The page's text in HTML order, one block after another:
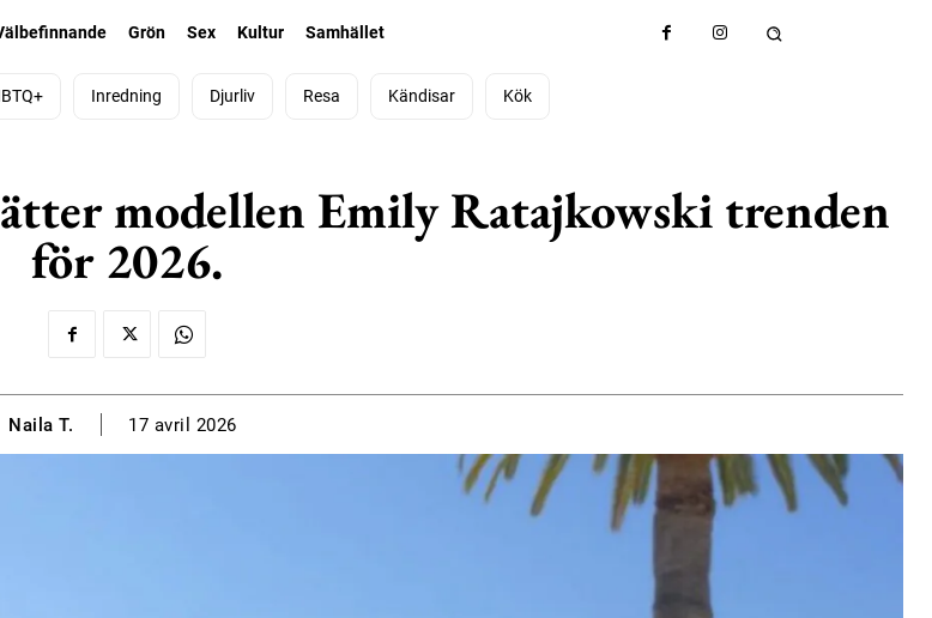
Grön Sex Kultur Samhället
Inredning Djurliv Resa Kändisar Kök
modellen Emily Ratajkowski trenden
för 2026.
Naila T. 17 avril 2026